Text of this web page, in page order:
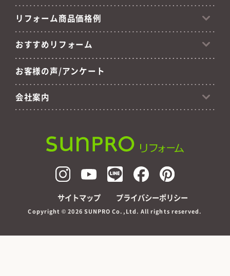
リフォーム商品価格例
おすすめリフォーム
お客様の声/アンケート
会社案内
サイトマップ プライバシーポリシー
Copyright ©2026 SUNPRO Co.,Ltd. All rights reserved.